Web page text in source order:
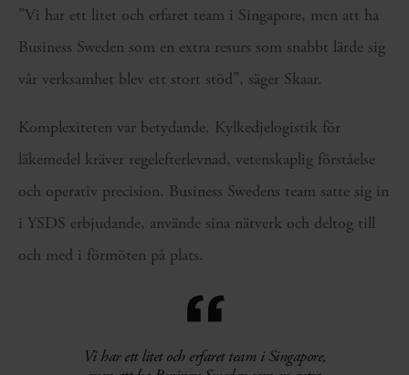
”Vi har ett litet och erfaret team i Singapore, men att ha
Business Sweden som en extra resurs som snabbt lärde sig
vår verksamhet blev ett stort stöd”, säger Skaar.
Komplexiteten var betydande. Kylkedjelogistik för
läkemedel kräver regelefterlevnad, vetenskaplig förståelse
och operativ precision. Business Swedens team satte sig in
i YSDS erbjudande, använde sina nätverk och deltog till
och med i förmöten på plats.
“
Vi har ett litet och erfaret team i Singapore,